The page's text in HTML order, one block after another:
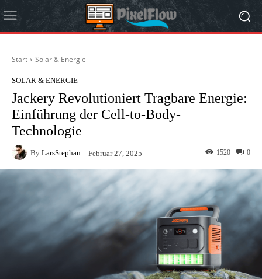
Start Solar & Energie
SOLAR & ENERGIE
Jackery Revolutioniert Tragbare Energie:
Einführung der Cell-to-Body-
Technologie
By LarsStephan Februar 27, 2025 0
1520